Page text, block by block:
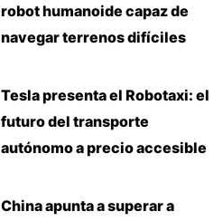
robot humanoide capaz de
navegar terrenos difíciles
Tesla presenta el Robotaxi: el
futuro del transporte
autónomo a precio accesible
China apunta a superar a